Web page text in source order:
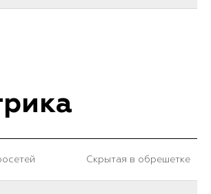
Скрытая в обрешетке